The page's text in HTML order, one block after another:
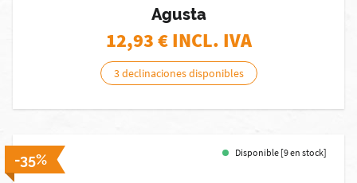
Agusta
12,93€ INCL. IVA
3 declinaciones disponibles
-35% Disponible [9 en stock]